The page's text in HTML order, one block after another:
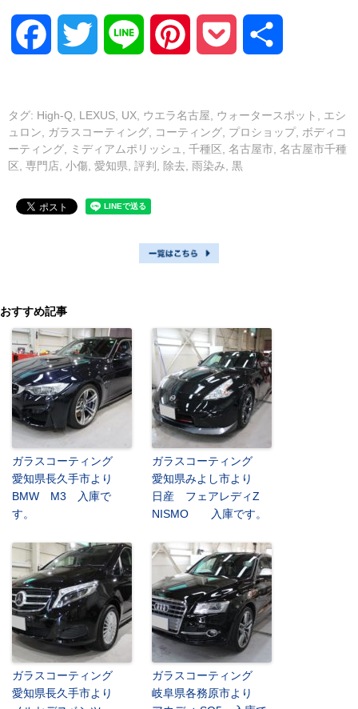
Facebook Twitter Line Pinterest Pocket
タグ: High-Q LEXUS UX ウエラ名古屋 ウォータースポット
エシ
ュロン
ガラスコーティング コーティング プロショップ, ボディコ
ーティング
ミディアムポリッシュ 千種区 名古屋市 名古屋市千種
区 専門店 小傷 愛知県 評判 除去 雨染み 黒
おすすめ記事
ガラスコーティング
愛知県長久手市より
BMW M3 入庫で
す。
ガラスコーティング
愛知県みよし市より
日産 フェアレディZ
NISMO 入庫です。
ガラスコーティング
愛知県長久手市より
ガラスコーティング
岐阜県各務原市より